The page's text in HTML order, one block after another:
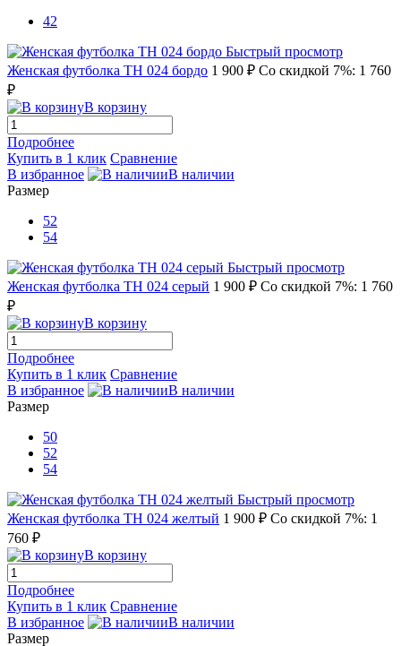
42
Быстрый просмотр
Женская футболка TH 024 бордо 1 900 ₽ Со скидкой 7%: 1 760
₽
В корзину
Подробнее
Купить в 1 клик Сравнение
В избранное
В наличии
Размер
52
54
Быстрый просмотр
Женская футболка TH 024 серый 1 900 ₽ Со скидкой 7%: 1 760
₽
В корзину
Подробнее
Купить в 1 клик Сравнение
В избранное
В наличии
Размер
50
52
54
Быстрый просмотр
Женская футболка TH 024 желтый 1 900 ₽ Со скидкой 7%: 1
760 ₽
В корзину
Подробнее
Купить в 1 клик Сравнение
В избранное
В наличии
Размер